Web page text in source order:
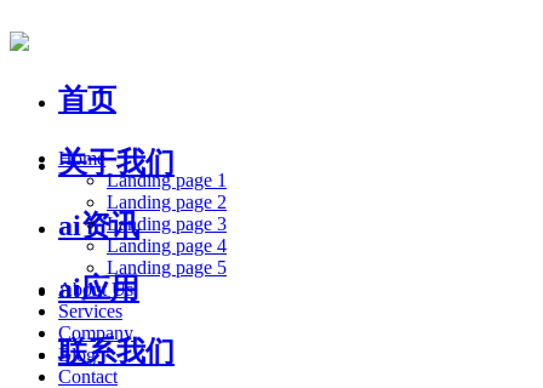
首页
关于我们
ai资讯
ai应用
联系我们
Home
Landing page 1
Landing page 2
Landing page 3
Landing page 4
Landing page 5
About Us
Services
Company
Blog
Contact